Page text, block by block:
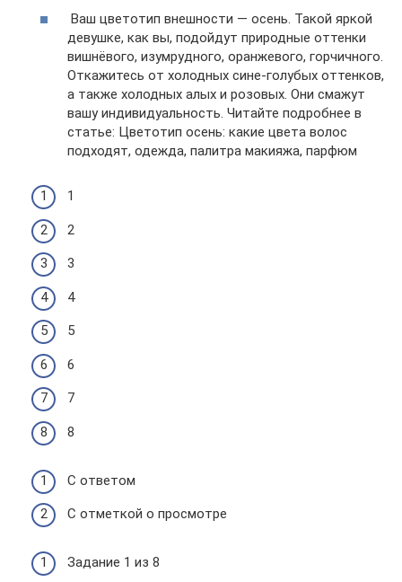
Ваш цветотип внешности — осень. Такой яркой
девушке, как вы, подойдут природные оттенки
вишнёвого, изумрудного, оранжевого, горчичного.
Откажитесь от холодных сине-голубых оттенков,
а также холодных алых и розовых. Они смажут
вашу индивидуальность. Читайте подробнее в
статье: Цветотип осень: какие цвета волос
подходят, одежда, палитра макияжа, парфюм
1
2
3
4
5
6
7
8
С ответом
С отметкой о просмотре
Задание 1 из 8